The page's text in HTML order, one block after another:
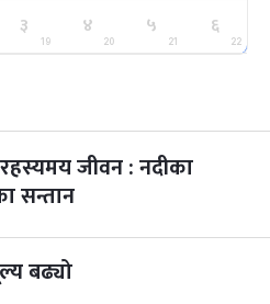
2027
७ महिना बाँकी
७ महिना बाँकी
३
19
४
20
५
21
६
22
जीवन : नदीका
सन्तान
बढ्यो